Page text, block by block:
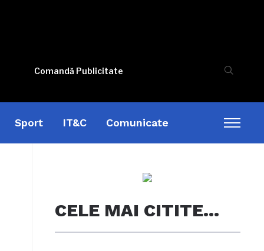
Comandă Publicitate
Sport IT&C Comunicate
CELE MAI CITITE…